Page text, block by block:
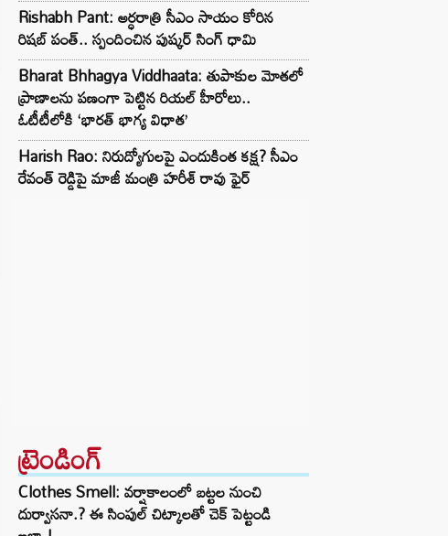
Rishabh Pant: అర్ధరాత్రి సీఎం సాయం కోరిన
రిషబ్ పంత్.. స్పందించిన పుష్కర్ సింగ్ ధామి
Bharat Bhhagya Viddhaata: తుపాకుల మోతలో
ప్రాణాలను పణంగా పెట్టిన రియల్ హీరోలు..
ఓటీటీలోకి ‘భారత్ భాగ్య విధాత’
Harish Rao: నిరుద్యోగులపై ఎందుకింత కక్ష? సీఎం
రేవంత్ రెడ్డిపై మాజీ మంత్రి హరీశ్ రావు ఫైర్
ట్రెండింగ్‌
Clothes Smell: వర్షాకాలంలో బట్టల నుంచి
దుర్వాసనా.? ఈ సింపుల్ చిట్కాలతో చెక్ పెట్టండి